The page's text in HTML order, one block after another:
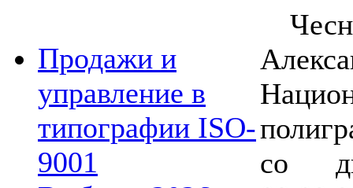
Продажи и
управление в
типографии ISO-
9001
со